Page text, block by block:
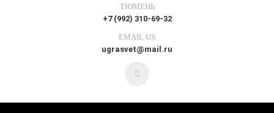
ТЮМЕНЬ
+7 (992) 310-69-32
EMAIL US
ugrasvet@mail.ru